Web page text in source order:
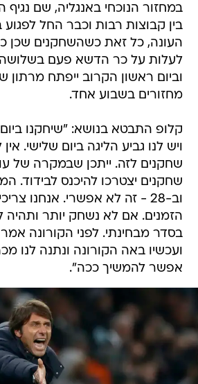
במחזור הנוכחי באנגליה, שם
בין קבוצות רבות וכבר החל
העונה, כל זאת כשהשחקנים שכן
לעלות על כר הדשא פעם בשלושה
וביום ראשון הקרוב ייפתח מרתון
מחזורים בשבוע אחד.
קלופ התבטא בנושא: "שיחקנו ביום
ויש לנו גביע הליגה ביום שלישי.
שחקנים לזה. ייתכן שבמקרה של
וב-28 - זה לא אפשרי. אנחנו
הזמנים. אם לא נשחק יותר ותהיה
בסדר מבחינתי. לפני הקורונה
ועכשיו באה הקורונה ונתנה לנו
אפשר להמשיך ככה".